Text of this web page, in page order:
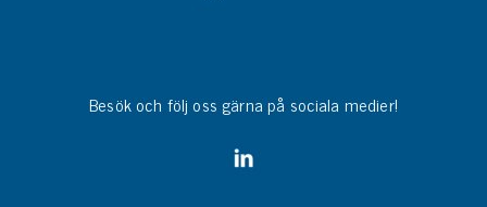
Besök och följ oss gärna på sociala medier!